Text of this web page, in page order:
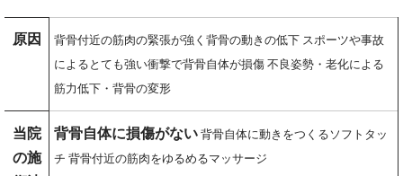
原因
背骨付近の筋肉の緊張が強く背骨の動きの低下 スポーツや事故
によるとても強い衝撃で背骨自体が損傷 不良姿勢・老化による
筋力低下・背骨の変形
当院
の施
背骨自体に損傷がない 背骨自体に動きをつくるソフトタッ
チ 背骨付近の筋肉をゆるめるマッサージ